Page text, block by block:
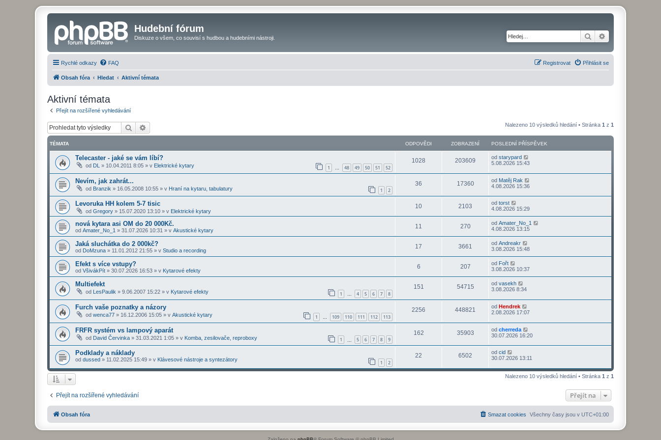
Hudební fórum
Diskuze o všem, co souvisí s hudbou a hudebními nástroji. Hledat
Rychlé odkazy FAQ Přihlásit se
Registrovat
Obsah fóra Hledat Aktivní témata
Aktivní témata
Přejít na rozšířené vyhledávání
Hledat Nalezeno 10 výsledků hledání • Stránka 1 z 1
TÉMATA ODPOVĚDI ZOBRAZENÍ POSLEDNÍ PŘÍSPĚVEK
Telecaster - jaké se vám líbí?
od DL » 10.04.2011 8:05 » v Elektrické kytary 1 … 48 49 50 51 52
1028 203609 od starypard
5.08.2026 15:43
Nevím, jak zahrát...
od Branzik » 16.05.2008 10:55 » v Hraní na kytaru, tabulatury 1 2
36 17360 od Matěj Rak
4.08.2026 15:36
Levoruka HH kolem 5-7 tisic
od Gregory » 15.07.2020 13:10 » v Elektrické kytary
10 2103 od torst
4.08.2026 15:29
nová kytara asi OM do 20 000Kč.
od Amater_No_1 » 31.07.2026 10:31 » v Akustické kytary
11 270 od Amater_No_1
4.08.2026 13:15
Jaká sluchátka do 2 000kč?
od DoMzuna » 11.01.2012 21:55 » v Studio a recording
17 3661 od Andreakr
3.08.2026 15:48
Efekt s více vstupy?
od VšivákPít » 30.07.2026 16:53 » v Kytarové efekty
6 207 od Fořt
3.08.2026 10:37
Multiefekt
od LesPaulik » 9.06.2007 15:22 » v Kytarové efekty 1 … 4 5 6 7 8
151 54715 od vasekh
3.08.2026 8:34
Furch vaše poznatky a názory
od wenca77 » 16.12.2006 15:05 » v Akustické kytary 1 … 109 110 111 112 113
2256 448821 od Hendrek
2.08.2026 17:07
FRFR systém vs lampový aparát
od David Červinka » 31.03.2021 1:05 » v Komba, zesilovače, reproboxy 1 5 6 7 8 9
162 35903 od cherreda
30.07.2026 16:20
Podklady a náklady
od dussed » 11.02.2025 15:49 » v Klávesové nástroje a syntezátory 1 2
22 6502 od cid
30.07.2026 13:11
Nalezeno 10 výsledků hledání • Stránka 1 z 1
Přejít na rozšířené vyhledávání Přejít na
Obsah fóra Všechny časy jsou v UTC+01:00
Smazat cookies